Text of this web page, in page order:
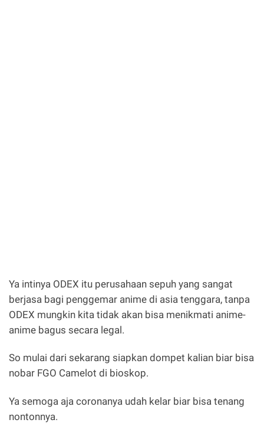
Ya intinya ODEX itu perusahaan sepuh yang sangat
berjasa bagi penggemar anime di asia tenggara, tanpa
ODEX mungkin kita tidak akan bisa menikmati anime-
anime bagus secara legal.
So mulai dari sekarang siapkan dompet kalian biar bisa
nobar FGO Camelot di bioskop.
Ya semoga aja coronanya udah kelar biar bisa tenang
nontonnya.